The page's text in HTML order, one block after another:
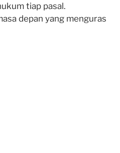
tiap pasal.
depan yang menguras